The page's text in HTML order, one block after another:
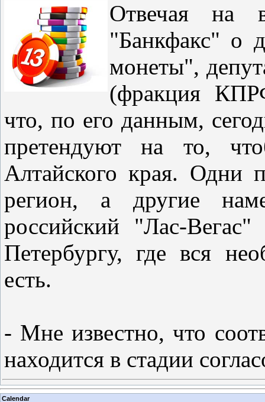
Отвечая на
"Банкфакс" о
монеты",
(фракция
что, по его данным,
претендуют на то,
Алтайского края. Одни
регион, а другие
российский "Лас-
Петербургу, где вся
есть.
- Мне известно, что
находится в стадии
Calendar